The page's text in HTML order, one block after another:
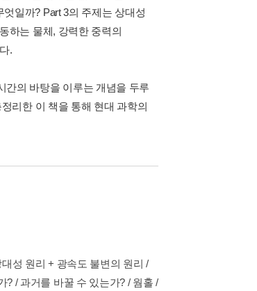
일까? Part 3의 주제는 상대성
하는 물체, 강력한 중력의
.
간의 바탕을 이루는 개념을 두루
리한 이 책을 통해 현대 과학의
성 원리 + 광속도 불변의 원리 /
? / 과거를 바꿀 수 있는가? / 웜홀 /